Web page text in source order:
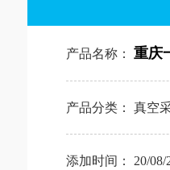
产品名称： 重庆
产品分类： 真空
添加时间： 20/08/